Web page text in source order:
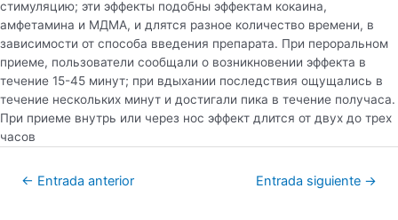
стимуляцию; эти эффекты подобны эффектам кокаина,
амфетамина и МДМА, и длятся разное количество времени, в
зависимости от способа введения препарата. При пероральном
приеме, пользователи сообщали о возникновении эффекта в
течение 15-45 минут; при вдыхании последствия ощущались в
течение нескольких минут и достигали пика в течение получаса.
При приеме внутрь или через нос эффект длится от двух до трех
часов
← Entrada anterior Entrada siguiente →